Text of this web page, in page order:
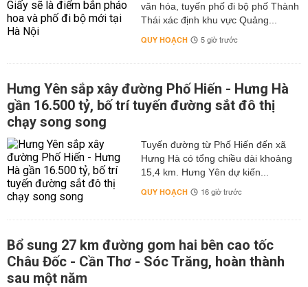
văn hóa, tuyến phố đi bộ phố Thành
Thái xác định khu vực Quảng...
QUY HOẠCH 5 giờ trước
Hưng Yên sắp xây đường Phố Hiến - Hưng Hà
gần 16.500 tỷ, bố trí tuyến đường sắt đô thị
chạy song song
Tuyến đường từ Phố Hiến đến xã
Hưng Hà có tổng chiều dài khoảng
15,4 km. Hưng Yên dự kiến...
QUY HOẠCH 16 giờ trước
Bổ sung 27 km đường gom hai bên cao tốc
Châu Đốc - Cần Thơ - Sóc Trăng, hoàn thành
sau một năm